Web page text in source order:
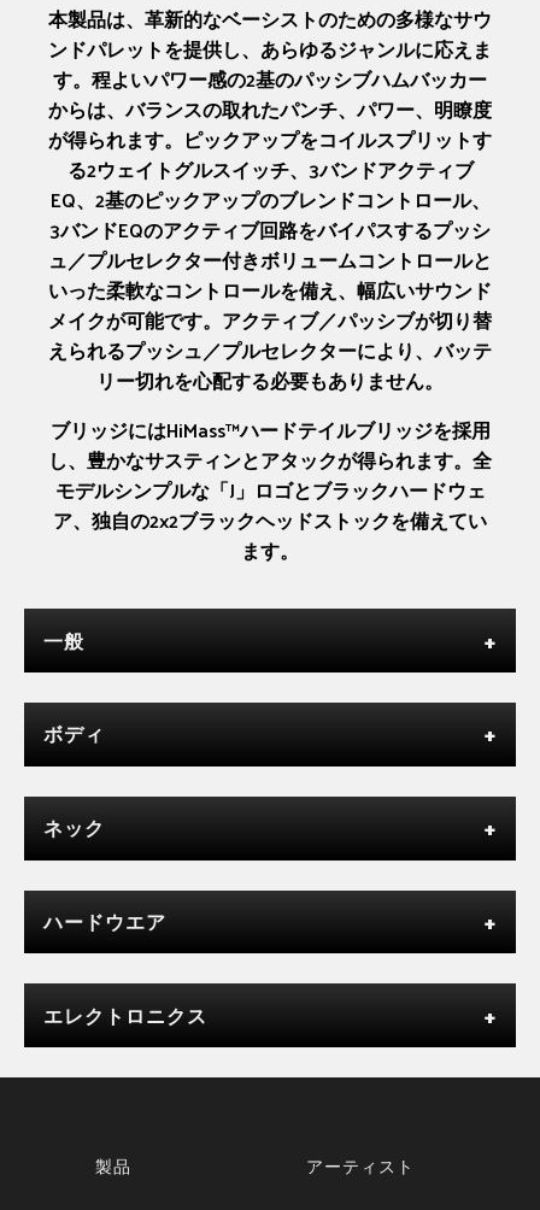
本製品は、革新的なベーシストのための多様なサウ
ンドパレットを提供し、あらゆるジャンルに応えま
す。程よいパワー感の2基のパッシブハムバッカー
からは、バランスの取れたパンチ、パワー、明瞭度
が得られます。ピックアップをコイルスプリットす
る2ウェイトグルスイッチ、3バンドアクティブ
EQ、2基のピックアップのブレンドコントロール、
3バンドEQのアクティブ回路をバイパスするプッシ
ュ／プルセレクター付きボリュームコントロールと
いった柔軟なコントロールを備え、幅広いサウンド
メイクが可能です。アクティブ／パッシブが切り替
えられるプッシュ／プルセレクターにより、バッテ
リー切れを心配する必要もありません。
ブリッジにはHiMass™ハードテイルブリッジを採用
し、豊かなサスティンとアタックが得られます。全
モデルシンプルな「J」ロゴとブラックハードウェ
ア、独自の2x2ブラックヘッドストックを備えてい
ます。
一般
ボディ
ネック
ハードウエア
エレクトロニクス
製品 アーティスト